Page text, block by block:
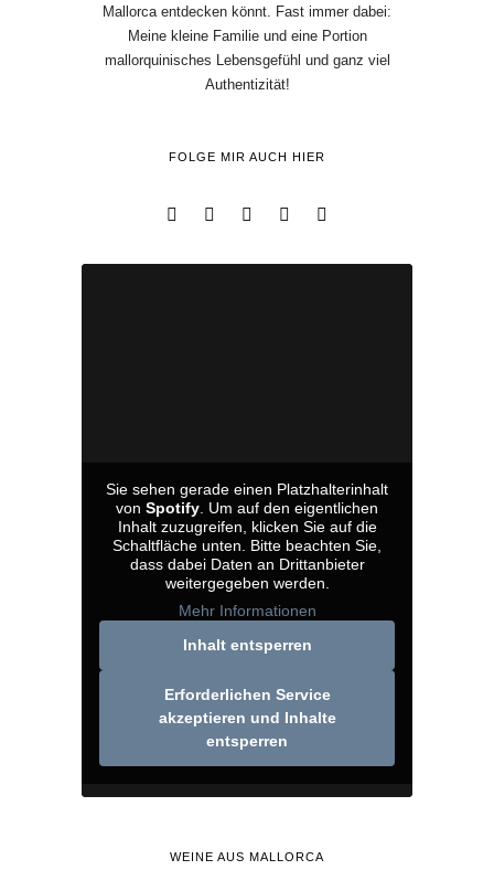
Mallorca entdecken könnt. Fast immer dabei:
Meine kleine Familie und eine Portion
mallorquinisches Lebensgefühl und ganz viel
Authentizität!
FOLGE MIR AUCH HIER
Sie sehen gerade einen Platzhalterinhalt
von Spotify . Um auf den eigentlichen
Inhalt zuzugreifen, klicken Sie auf die
Schaltfläche unten. Bitte beachten Sie,
dass dabei Daten an Drittanbieter
weitergegeben werden.
Mehr Informationen
Inhalt entsperren
Erforderlichen Service
akzeptieren und Inhalte
entsperren
WEINE AUS MALLORCA